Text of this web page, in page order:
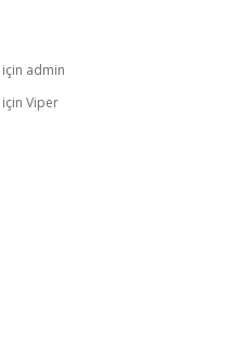
için admin
için Viper